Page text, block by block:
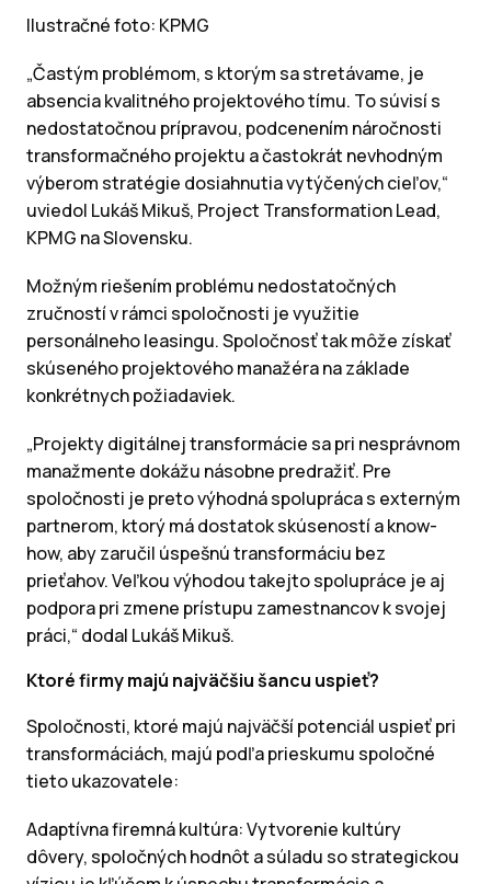
Ilustračné foto: KPMG
„Častým problémom, s ktorým sa stretávame, je
absencia kvalitného projektového tímu. To súvisí s
nedostatočnou prípravou, podcenením náročnosti
transformačného projektu a častokrát nevhodným
výberom stratégie dosiahnutia vytýčených cieľov,“
uviedol Lukáš Mikuš, Project Transformation Lead,
KPMG na Slovensku.
Možným riešením problému nedostatočných
zručností v rámci spoločnosti je využitie
personálneho leasingu. Spoločnosť tak môže získať
skúseného projektového manažéra na základe
konkrétnych požiadaviek.
„Projekty digitálnej transformácie sa pri nesprávnom
manažmente dokážu násobne predražiť. Pre
spoločnosti je preto výhodná spolupráca s externým
partnerom, ktorý má dostatok skúseností a know-
how, aby zaručil úspešnú transformáciu bez
prieťahov. Veľkou výhodou takejto spolupráce je aj
podpora pri zmene prístupu zamestnancov k svojej
práci,“ dodal Lukáš Mikuš.
Ktoré firmy majú najväčšiu šancu uspieť?
Spoločnosti, ktoré majú najväčší potenciál uspieť pri
transformáciách, majú podľa prieskumu spoločné
tieto ukazovatele:
Adaptívna firemná kultúra: Vytvorenie kultúry
dôvery, spoločných hodnôt a súladu so strategickou